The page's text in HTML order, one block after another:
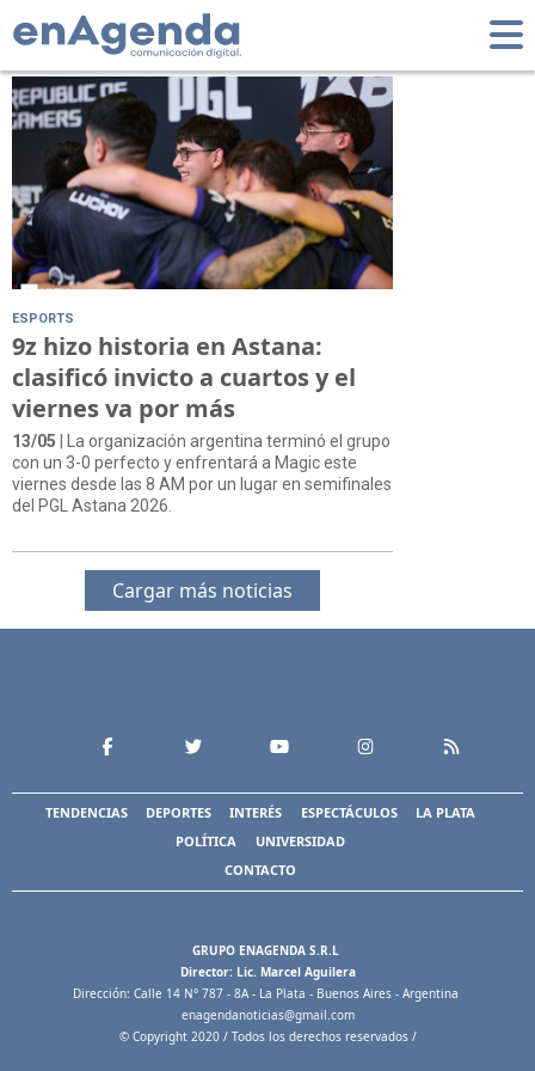
Tag: PGL Astana
ESPORTS
9z hizo historia en Astana:
clasificó invicto a cuartos y el
viernes va por más
13/05 | La organización argentina terminó el grupo
con un 3-0 perfecto y enfrentará a Magic este
viernes desde las 8 AM por un lugar en semifinales
del PGL Astana 2026.
Cargar más noticias
TENDENCIAS DEPORTES INTERÉS ESPECTÁCULOS
LA PLATA
POLÍTICA
UNIVERSIDAD
CONTACTO
GRUPO ENAGENDA S.R.L
Director: Lic. Marcel Aguilera
Dirección: Calle 14 N° 787 - 8A - La Plata - Buenos Aires - Argentina
enagendanoticias@gmail.com
© Copyright 2020 / Todos los derechos reservados /